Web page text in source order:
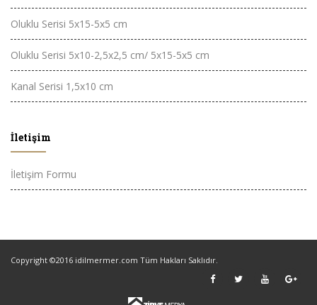
Oluklu Serisi 5x15-5x5 cm
Oluklu Serisi 5x10-2,5x2,5 cm/ 5x15-5x5 cm
Kanal Serisi 1,5x10 cm
İletişim
İletişim Formu
Copyright ©2016 idilmermer.com Tüm Hakları Saklıdır.